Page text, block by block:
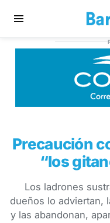
Precaución
“los
Los ladrones
dueños lo adviertan,
y las abandonan,